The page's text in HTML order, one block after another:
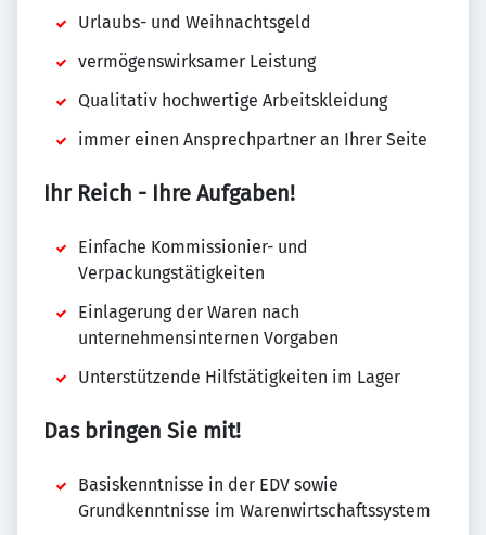
Urlaubs- und Weihnachtsgeld
vermögenswirksamer Leistung
Qualitativ hochwertige Arbeitskleidung
immer einen Ansprechpartner an Ihrer Seite
Ihr Reich - Ihre Aufgaben!
Einfache Kommissionier- und
Verpackungstätigkeiten
Einlagerung der Waren nach
unternehmensinternen Vorgaben
Unterstützende Hilfstätigkeiten im Lager
Das bringen Sie mit!
Basiskenntnisse in der EDV sowie
Grundkenntnisse im Warenwirtschaftssystem